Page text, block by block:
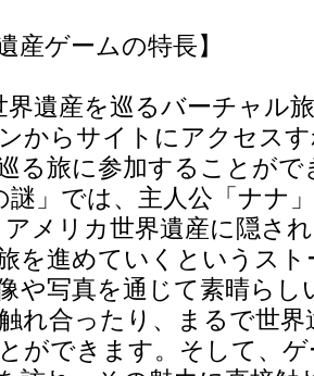
産ゲームの特長】
界遺産を巡るバーチャル
からサイトにアクセス
る旅に参加することが
謎」では、主人公「ナナ
アメリカ世界遺産に隠さ
を進めていくというス
や写真を通じて素晴ら
れ合ったり、まるで世
ができます。そして、